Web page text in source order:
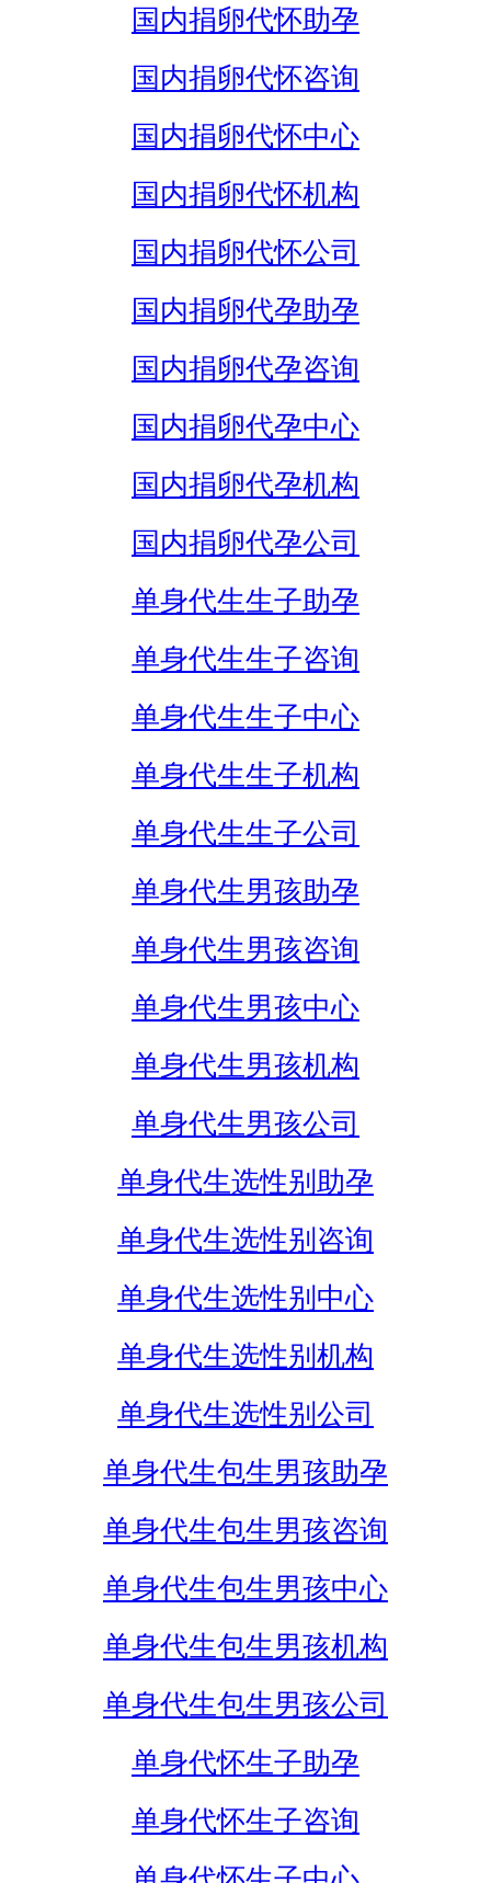
国内捐卵代怀助孕
国内捐卵代怀咨询
国内捐卵代怀中心
国内捐卵代怀机构
国内捐卵代怀公司
国内捐卵代孕助孕
国内捐卵代孕咨询
国内捐卵代孕中心
国内捐卵代孕机构
国内捐卵代孕公司
单身代生生子助孕
单身代生生子咨询
单身代生生子中心
单身代生生子机构
单身代生生子公司
单身代生男孩助孕
单身代生男孩咨询
单身代生男孩中心
单身代生男孩机构
单身代生男孩公司
单身代生选性别助孕
单身代生选性别咨询
单身代生选性别中心
单身代生选性别机构
单身代生选性别公司
单身代生包生男孩助孕
单身代生包生男孩咨询
单身代生包生男孩中心
单身代生包生男孩机构
单身代生包生男孩公司
单身代怀生子助孕
单身代怀生子咨询